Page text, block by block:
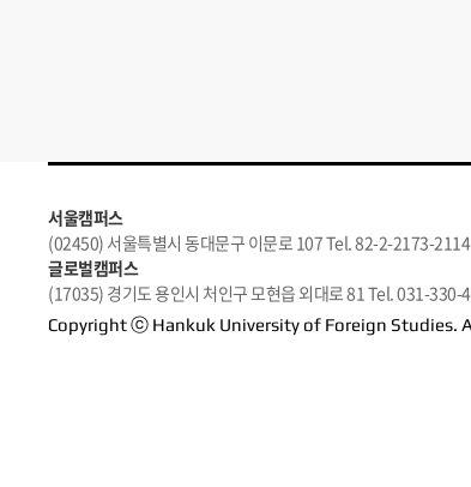
서울캠퍼스
(02450) 서울특별시 동대문구 이문로 107 Tel. 82-2-2173-2114
글로벌캠퍼스
(17035) 경기도 용인시 처인구 모현읍 외대로 81 Tel. 031-330-
Copyright ⓒ Hankuk University of Foreign Studies.